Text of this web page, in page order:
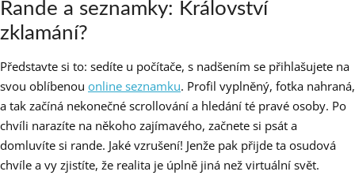
Rande a seznamky: Království
zklamání?
Představte si to: sedíte u počítače, s nadšením se přihlašujete na
svou oblíbenou online seznamku. Profil vyplněný, fotka nahraná,
a tak začíná nekonečné scrollování a hledání té pravé osoby. Po
chvíli narazíte na někoho zajímavého, začnete si psát a
domluvíte si rande. Jaké vzrušení! Jenže pak přijde ta osudová
chvíle a vy zjistíte, že realita je úplně jiná než virtuální svět.